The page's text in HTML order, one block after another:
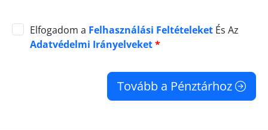
Elfogadom a Felhasználási Feltételeket És Az
Adatvédelmi Irányelveket*
Tovább a Pénztárhoz